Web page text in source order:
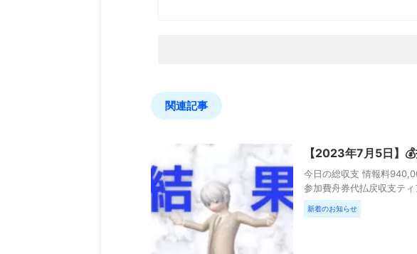
関連記事
【2023年7月5日】
今日の総収支 情報料
参加費舟券代払戻収支テ
新着のお知らせ